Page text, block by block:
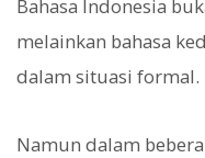
Bahasa Indonesia
melainkan bahasa
dalam situasi formal.
Namun dalam